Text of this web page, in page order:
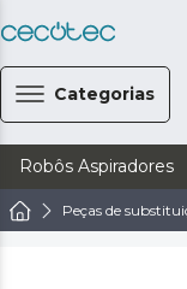
Categorias
Robôs Aspiradores
Peças de